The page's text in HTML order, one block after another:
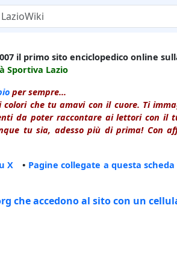
il primo sito enciclopedico online
Sportiva Lazio
per sempre...
che tu amavi con il cuore. Ti
da poter raccontare ai lettori con il
tu sia, adesso più di prima! Con
X • Pagine collegate a questa scheda
che accedono al sito con un